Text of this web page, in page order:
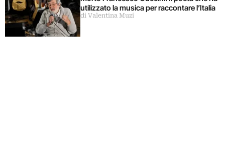
utilizzato la musica per raccontare l’Italia
di Valentina Muzi